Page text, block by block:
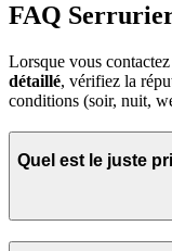
FAQ
Lorsque vous
détaillé, vérifiez la
conditions (soir, nuit,
Quel est le juste